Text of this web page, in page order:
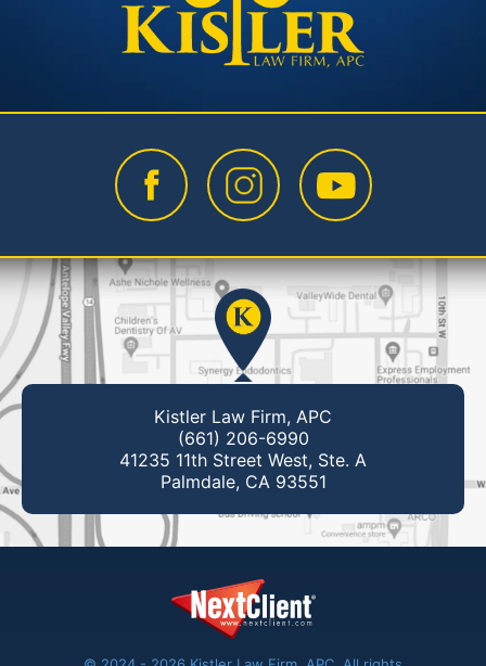
Kistler Law Firm, APC
(661) 206-6990
41235 11th Street West, Ste. A
Palmdale, CA 93551